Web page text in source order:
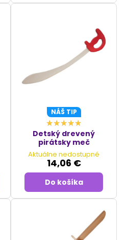
NÁŠ TIP
Detský drevený
pirátsky meč
Aktuálne nedostupné
14,06 €
Do košíka